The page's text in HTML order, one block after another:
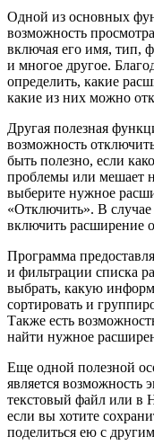
Одной из основных
возможность
включая его имя, тип,
и многое другое.
определить, какие
какие из них можно
Другая полезная
возможность
быть полезно, если
проблемы или мешает
выберите нужное
«Отключить». В
включить расширение
Программа
и фильтрации списка
выбрать, какую
сортировать и
Также есть
найти нужное
Еще одной полезной
является возможность
текстовый файл или в
если вы хотите
поделиться ею с